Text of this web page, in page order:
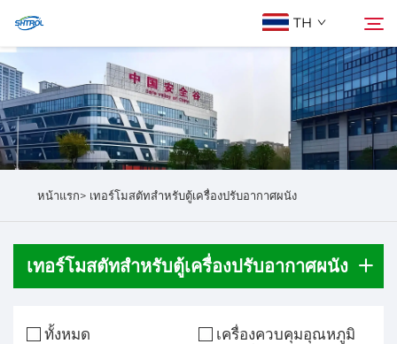
TH
เกี่ยวกับเรา
ผลิตภัณฑ์
ค้นหา
หน้าแรก> เทอร์โมสตัทสำหรับตู้เครื่องปรับอากาศผนัง
เทอร์โมสตัทสำหรับตู้เครื่องปรับอากาศผนัง
ทั้งหมด
เครื่องควบคุมอุณหภูมิ